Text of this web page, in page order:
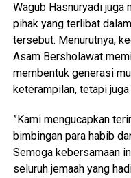
‎Wagub Hasnuryadi juga
pihak yang terlibat
tersebut. Menurutnya,
Asam Bersholawat
membentuk generasi
keterampilan, tetapi
‎”Kami mengucapkan
bimbingan para habib
Semoga kebersamaan
seluruh jemaah yang